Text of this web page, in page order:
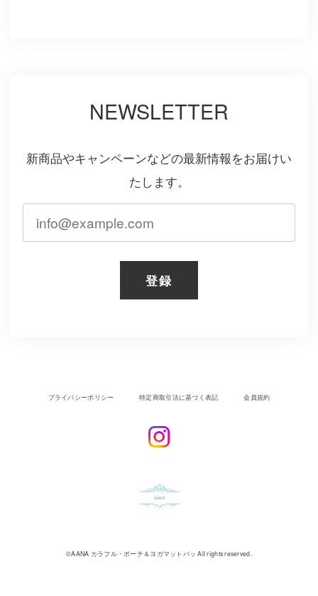
NEWSLETTER
新商品やキャンペーンなどの最新情報をお届けい
たします。
登録
プライバシーポリシー 特定商取引法に基づく表記 会員規約
©︎AANA カラフル・ポーチ＆ヨガマットバッ All rights reserved.